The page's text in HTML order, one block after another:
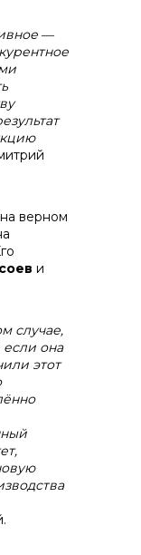
―
верном
и
случае,
если она
этот